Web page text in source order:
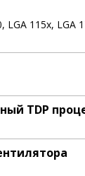
LGA 115x, LGA
TDP